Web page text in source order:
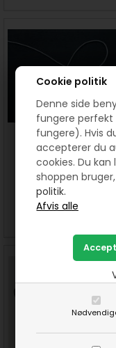
Cookie politik
Denne side
fungere perfekt
fungere). Hvis
accepterer du
cookies. Du
shoppen
politik.
Hvid snor til vedhæng
pris pr meter
8,00